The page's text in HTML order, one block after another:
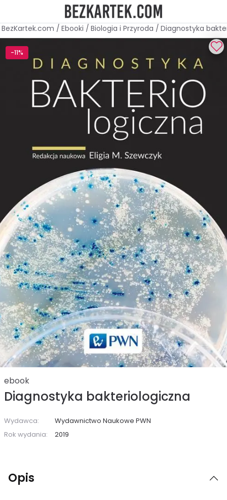
BezKartek.com / Ebooki / Biologia i Przyroda / Diagnostyka
-11%
ebook
Diagnostyka bakteriologiczna
Wydawca:
Wydawnictwo Naukowe PWN
Rok wydania:
2019
Opis